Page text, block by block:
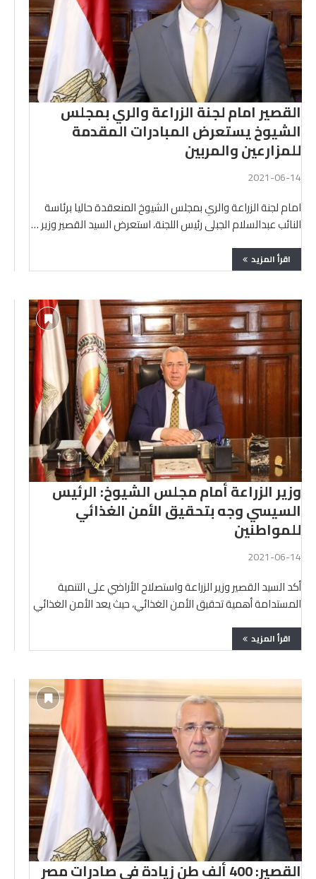
القصير امام لجنة الزراعة والري بمجلس
الشيوخ يستعرض المبادرات المقدمة
للمزارعين والمربين
2021-06-14
امام لجنة الزراعة والري بمجلس الشيوخ المنعقدة حاليا برئاسة
النائب عبدالسلام الجبلى رئيس اللجنة، استعرض السيد القصير وزير …
اقرأ المزيد
وزير الزراعة أمام مجلس الشيوخ: الرئيس
السيسي وجه بتحقيق الأمن الغذائي
للمواطنين
2021-06-14
أكد السيد القصير وزير الزراعة واستصلاح الأراضي على التنمية
المستدامة أهمية تحقيق الأمن الغذائي، حيث يعد الأمن الغذائي
اقرأ المزيد
القصير: 400 ألف طن زيادة في صادرات مصر